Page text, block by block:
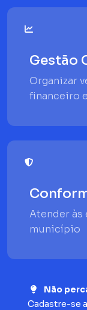
Gestão
Organizar
financeiro
Atender às
município
Não
Cadastre-se